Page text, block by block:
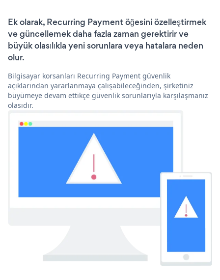
Ek olarak, Recurring Payment öğesini özelleştirmek
ve güncellemek daha fazla zaman gerektirir ve
büyük olasılıkla yeni sorunlara veya hatalara neden
olur.
Bilgisayar korsanları Recurring Payment güvenlik
açıklarından yararlanmaya çalışabileceğinden, şirketiniz
büyümeye devam ettikçe güvenlik sorunlarıyla karşılaşmanız
olasıdır.